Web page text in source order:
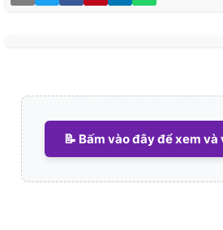
📝 Bấm vào đây để xem